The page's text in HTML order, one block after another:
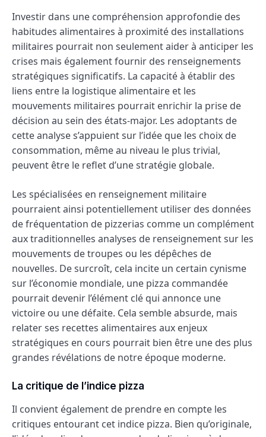
Investir dans une compréhension approfondie des
habitudes alimentaires à proximité des installations
militaires pourrait non seulement aider à anticiper les
crises mais également fournir des renseignements
stratégiques significatifs. La capacité à établir des
liens entre la logistique alimentaire et les
mouvements militaires pourrait enrichir la prise de
décision au sein des états-major. Les adoptants de
cette analyse s’appuient sur l’idée que les choix de
consommation, même au niveau le plus trivial,
peuvent être le reflet d’une stratégie globale.
Les spécialisées en renseignement militaire
pourraient ainsi potentiellement utiliser des données
de fréquentation de pizzerias comme un complément
aux traditionnelles analyses de renseignement sur les
mouvements de troupes ou les dépêches de
nouvelles. De surcroît, cela incite un certain cynisme
sur l’économie mondiale, une pizza commandée
pourrait devenir l’élément clé qui annonce une
victoire ou une défaite. Cela semble absurde, mais
relater ses recettes alimentaires aux enjeux
stratégiques en cours pourrait bien être une des plus
grandes révélations de notre époque moderne.
La critique de l’indice pizza
Il convient également de prendre en compte les
critiques entourant cet indice pizza. Bien qu’originale,